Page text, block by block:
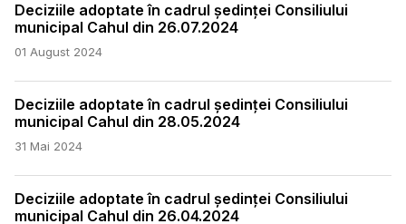
Deciziile adoptate în cadrul ședinței Consiliului
municipal Cahul din 26.07.2024
01 August 2024
Deciziile adoptate în cadrul ședinței Consiliului
municipal Cahul din 28.05.2024
31 Mai 2024
Deciziile adoptate în cadrul ședinței Consiliului
municipal Cahul din 26.04.2024